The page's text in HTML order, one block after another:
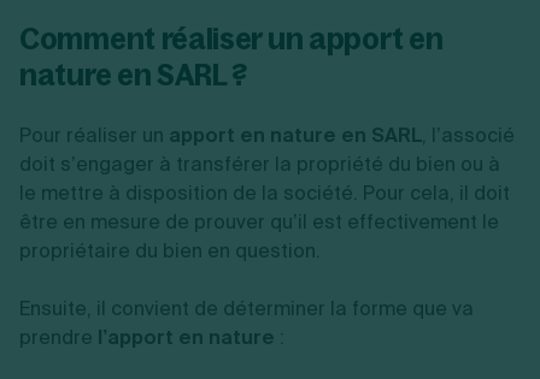
Comment réaliser un apport en
nature en SARL ?
Pour réaliser un apport en nature en SARL, l’associé
doit s’engager à transférer la propriété du bien ou à
le mettre à disposition de la société. Pour cela, il doit
être en mesure de prouver qu’il est effectivement le
propriétaire du bien en question.
Ensuite, il convient de déterminer la forme que va
prendre l’apport en nature :